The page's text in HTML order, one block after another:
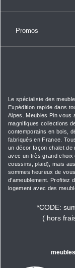
Promos
Le spécialiste des
Expédition rapide dans
Alpes. Meubles Pin vous
magnifiques collections
contemporains en bois,
fabriqués en France.
un décor façon chalet de
avec un très grand choix
coussins, plaid), mais
sommes heureux de
d'ameublement. Profitez
logement avec des
*CODE:
( hors